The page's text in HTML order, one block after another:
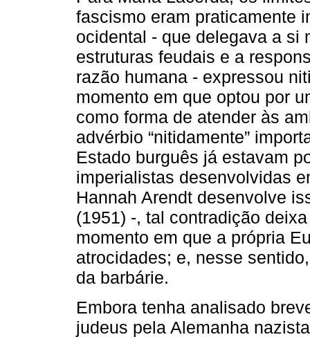
fascismo eram praticamente
ocidental - que delegava a si
estruturas feudais e a
razão humana - expressou
momento em que optou por
como forma de atender às
advérbio “nitidamente”
Estado burguês já estavam
imperialistas desenvolvidas
Hannah Arendt desenvolve
(1951) -, tal contradição
momento em que a própria
atrocidades; e, nesse
da barbárie.
Embora tenha analisado
judeus pela Alemanha